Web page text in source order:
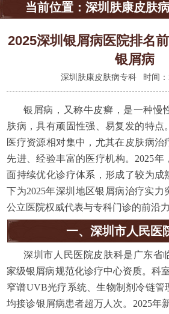
当前位置： 深圳肤康皮肤
2025深圳银屑病医院排名
银屑病
深圳肤康皮肤病专科 时间
银屑病，又称牛皮癣，是一种慢
肤病，具有顽固性强、易复发的特点
医疗资源相对集中，尤其在皮肤病治
先进、经验丰富的医疗机构。2025
面持续优化诊疗体系，形成了较为成
下为2025年深圳地区银屑病治疗实力
公立医院权威代表与专科门诊的前沿力
一、深圳市人民医
深圳市人民医院皮肤科是广东省
家级银屑病规范化诊疗中心资质。科
窄谱UVB光疗系统、生物制剂冷链管
均接诊银屑病患者超万人次。2025年